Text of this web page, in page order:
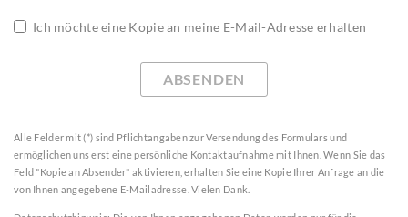
Ich möchte eine Kopie an meine E-Mail-Adresse erhalten
ABSENDEN
Alle Felder mit (*) sind Pflichtangaben zur Versendung des Formulars und
ermöglichen uns erst eine persönliche Kontaktaufnahme mit Ihnen. Wenn Sie das
Feld "Kopie an Absender" aktivieren, erhalten Sie eine Kopie Ihrer Anfrage an die
von Ihnen angegebene E-Mailadresse. Vielen Dank.